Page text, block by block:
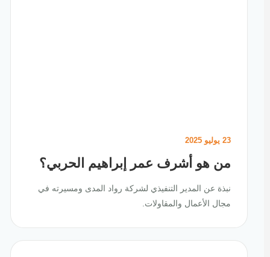
23 يوليو 2025
من هو أشرف عمر إبراهيم الحربي؟
نبذة عن المدير التنفيذي لشركة رواد المدى ومسيرته في
مجال الأعمال والمقاولات.